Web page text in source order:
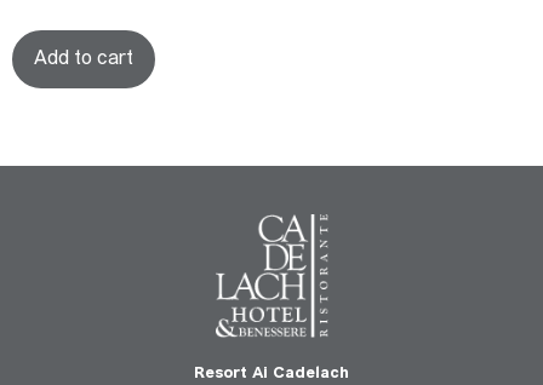
Add to cart
Resort Ai Cadelach